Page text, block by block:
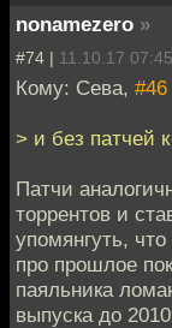
nonamezero »
#74 | 11.10.17 07:45
Кому: Сева, #46
> и без патчей
Патчи
торрентов и
упомянгуть,
про прошлое
паяльника
выпуска до